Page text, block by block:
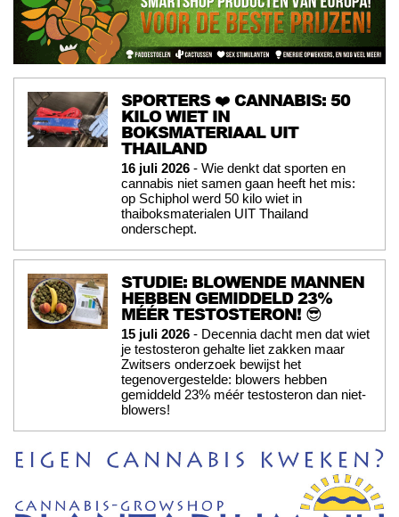
SPORTERS ❤️ CANNABIS: 50
KILO WIET IN
BOKSMATERIAAL UIT
THAILAND
16 juli 2026 - Wie denkt dat sporten en
cannabis niet samen gaan heeft het mis:
op Schiphol werd 50 kilo wiet in
thaiboksmaterialen UIT Thailand
onderschept.
STUDIE: BLOWENDE MANNEN
HEBBEN GEMIDDELD 23%
MÉÉR TESTOSTERON! 😎
15 juli 2026 - Decennia dacht men dat wiet
je testosteron gehalte liet zakken maar
Zwitsers onderzoek bewijst het
tegenovergestelde: blowers hebben
gemiddeld 23% méér testosteron dan niet-
blowers!